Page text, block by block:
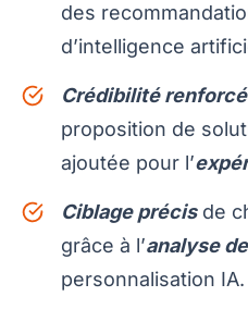
des
d’intelligence
Crédibilité
proposition de
ajoutée pour l’
Ciblage précisde
grâce à l’analyse
personnalisation IA.